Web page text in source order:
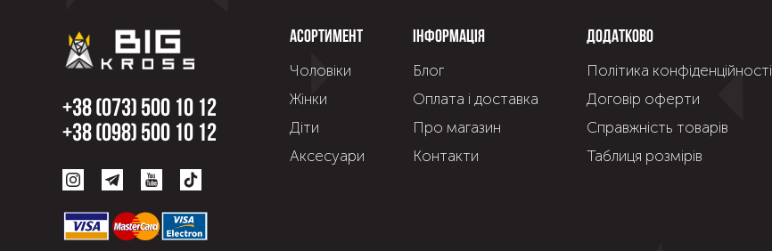
+38 (073) 500 10 12
+38 (098) 500 10 12
Асортимент
Чоловіки
Жінки
Діти
Аксесуари
Інформація
Блог
Оплата і доставка
Про магазин
Контакти
Додатково
Політика конфіденційності
Договір оферти
Справжнiсть товарiв
Таблиця розмірів